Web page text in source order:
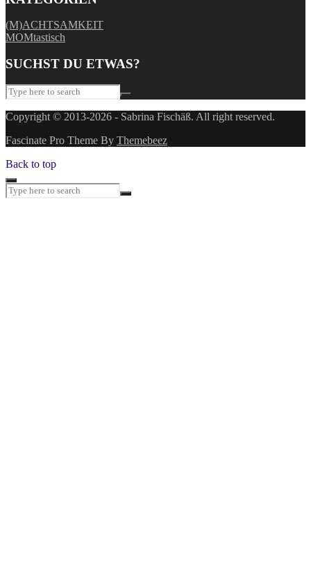
(M)ACHTSAMKEIT
MOMtastisch
SUCHST DU ETWAS?
Copyright © 2013-2026 - Sabrina Fischäß. All right reserved.
Fascinate Pro Theme By Themebeez
Back to top